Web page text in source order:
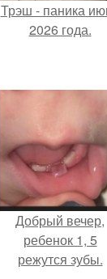
Трэш - паника
2026 года.
Добрый вечер,
ребенок 1, 5
режутся зубы.